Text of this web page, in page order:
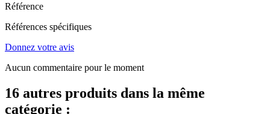
Référence
Références spécifiques
Donnez votre avis
Aucun commentaire pour le moment
16 autres produits dans la même
catégorie :